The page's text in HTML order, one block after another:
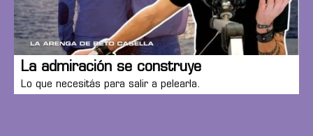
La admiración se construye
Lo que necesitás para salir a pelearla.